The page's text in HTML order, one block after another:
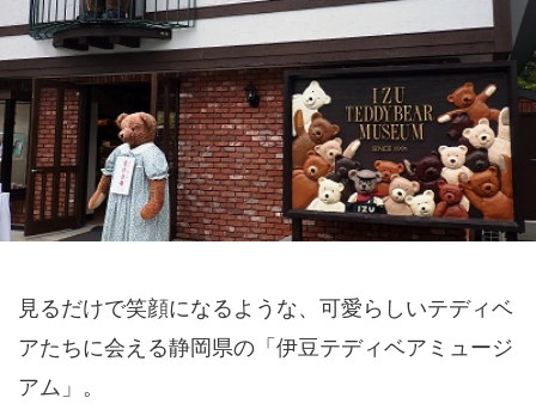
見るだけで笑顔になるような、可愛らしいテディベ
アたちに会える静岡県の「伊豆テディベアミュージ
アム」。